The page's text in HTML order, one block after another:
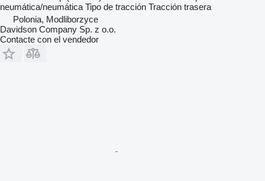
neumática/neumática Tipo de tracción Tracción trasera
Polonia, Modliborzyce
Davidson Company Sp. z o.o.
Contacte con el vendedor